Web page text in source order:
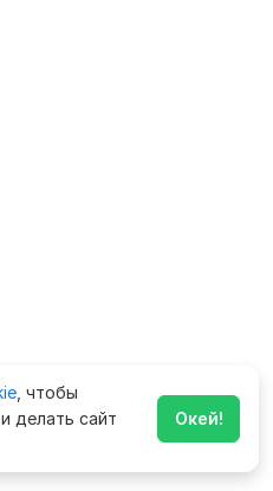
, чтобы
делать сайт
Окей!